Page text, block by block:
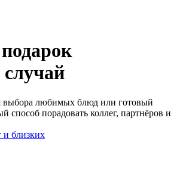
выбора любимых блюд или готовый
способ порадовать коллег, партнёров и
и близких